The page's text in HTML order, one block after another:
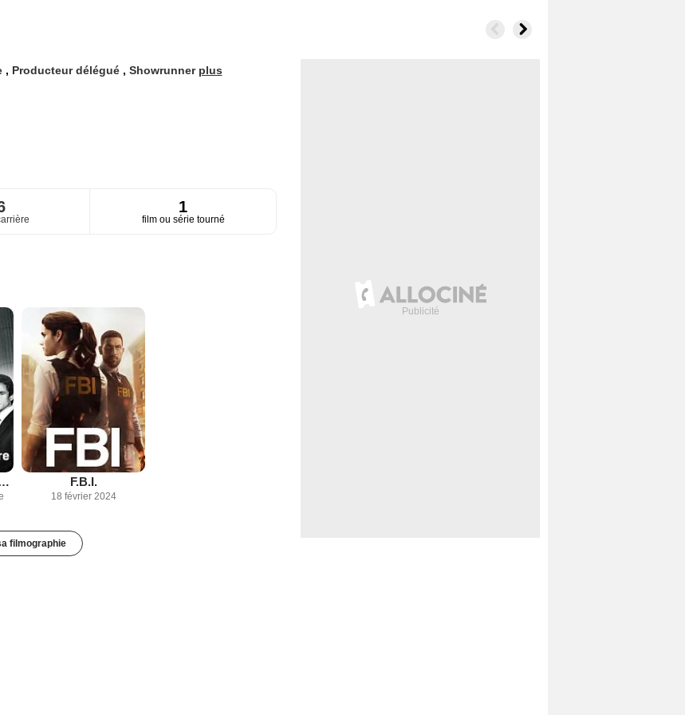
, Producteur délégué , Showrunner plus
1
film ou série tourné
Police Judiciaire F.B.I.
18 février 2024
filmographie